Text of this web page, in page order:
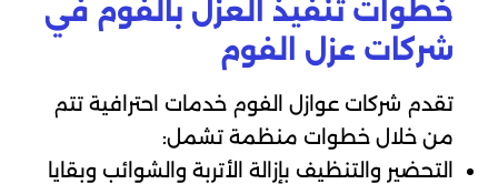
خطوات تنفيذ العزل بالفوم في
شركات عزل الفوم
تقدم شركات عوازل الفوم خدمات احترافية تتم
من خلال خطوات منظمة تشمل:
التحضير والتنظيف بإزالة الأتربة والشوائب وبقايا